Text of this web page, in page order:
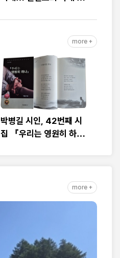
성료
more +
박병길 시인, 42번째 시
집 『우리는 영원히 하
more +